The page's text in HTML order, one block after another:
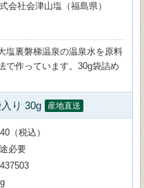
会社会津山塩（福島県）
塩裏磐梯温泉の温泉水を原料
で作っています。30g袋詰め
り 30g 産地直送
（税込）
必要